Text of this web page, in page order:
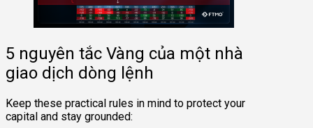
5 nguyên tắc Vàng của một nhà
giao dịch dòng lệnh
Keep these practical rules in mind to protect your
capital and stay grounded: